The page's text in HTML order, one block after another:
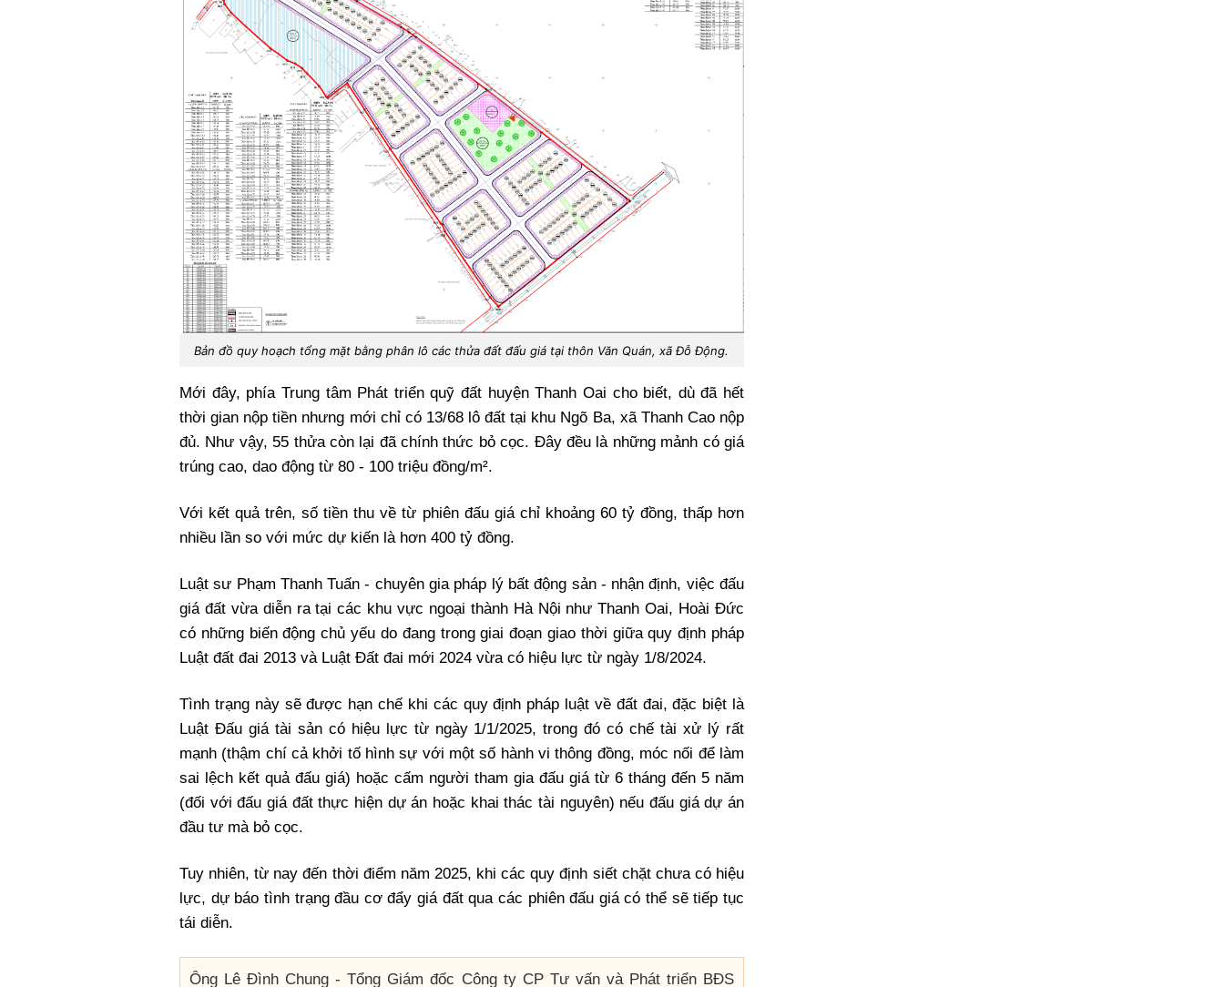
Bản đồ quy hoạch tổng mặt bằng phân lô các thửa đất đấu giá tại thôn Văn Quán, xã Đỗ Động.
Mới đây, phía Trung tâm Phát triển quỹ đất huyện Thanh Oai cho biết, dù đã hết
thời gian nộp tiền nhưng mới chỉ có 13/68 lô đất tại khu Ngõ Ba, xã Thanh Cao nộp
đủ. Như vậy, 55 thửa còn lại đã chính thức bỏ cọc. Đây đều là những mảnh có giá
trúng cao, dao động từ 80 - 100 triệu đồng/m².
Với kết quả trên, số tiền thu về từ phiên đấu giá chỉ khoảng 60 tỷ đồng, thấp hơn
nhiều lần so với mức dự kiến là hơn 400 tỷ đồng.
Luật sư Phạm Thanh Tuấn - chuyên gia pháp lý bất động sản - nhận định, việc đấu
giá đất vừa diễn ra tại các khu vực ngoại thành Hà Nội như Thanh Oai, Hoài Đức
có những biến động chủ yếu do đang trong giai đoạn giao thời giữa quy định pháp
Luật đất đai 2013 và Luật Đất đai mới 2024 vừa có hiệu lực từ ngày 1/8/2024.
Tình trạng này sẽ được hạn chế khi các quy định pháp luật về đất đai, đặc biệt là
Luật Đấu giá tài sản có hiệu lực từ ngày 1/1/2025, trong đó có chế tài xử lý rất
mạnh (thậm chí cả khởi tố hình sự với một số hành vi thông đồng, móc nối để làm
sai lệch kết quả đấu giá) hoặc cấm người tham gia đấu giá từ 6 tháng đến 5 năm
(đối với đấu giá đất thực hiện dự án hoặc khai thác tài nguyên) nếu đấu giá dự án
đầu tư mà bỏ cọc.
Tuy nhiên, từ nay đến thời điểm năm 2025, khi các quy định siết chặt chưa có hiệu
lực, dự báo tình trạng đầu cơ đẩy giá đất qua các phiên đấu giá có thể sẽ tiếp tục
tái diễn.
Ông Lê Đình Chung - Tổng Giám đốc Công ty CP Tư vấn và Phát triển BĐS